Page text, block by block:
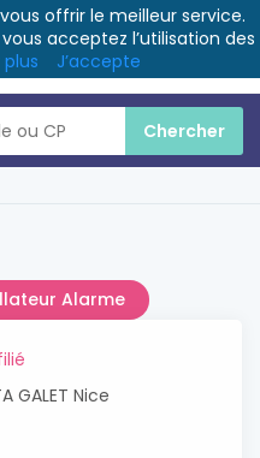
Alarme
GALET Nice
offrir le meilleur service.
acceptez l’utilisation des
plus J’accepte